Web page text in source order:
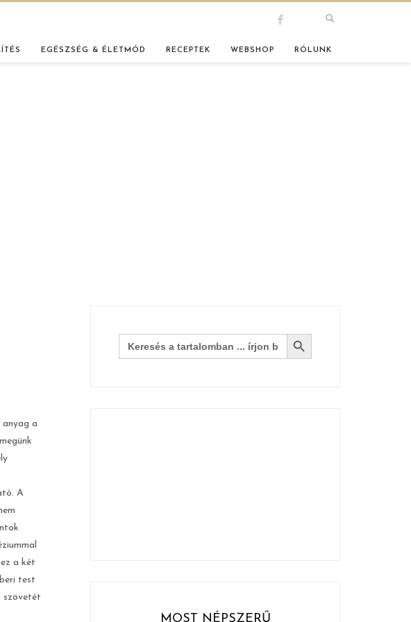
EGÉSZSÉG & ÉLETMÓD RECEPTEK WEBSHOP RÓLUNK
anyag a
A
a két
test
szövetét
Search
for:
Search Button
MOST NÉPSZERŰ